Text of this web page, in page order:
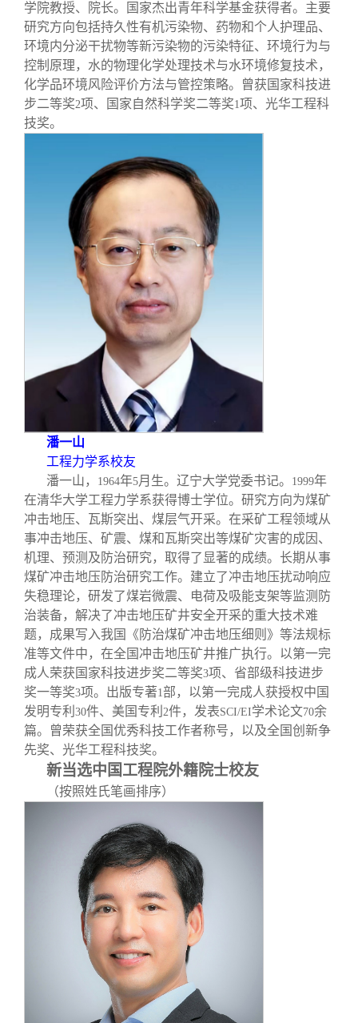
学院教授、院长。国家杰出青年科学基金获得者。主要
研究方向包括持久性有机污染物、药物和个人护理品、
环境内分泌干扰物等新污染物的污染特征、环境行为与
控制原理，水的物理化学处理技术与水环境修复技术，
化学品环境风险评价方法与管控策略。曾获国家科技进
步二等奖2项、国家自然科学奖二等奖1项、光华工程科
技奖。
潘一山
工程力学系校友
潘一山，
1964年5月生。辽宁大学党委书记。 1999年
在清华大学工程力学系获得博士学位。研究方向为煤矿
冲击地压、瓦斯突出、煤层气开采。在采矿工程领域从
事冲击地压、矿震、煤和瓦斯突出等煤矿灾害的成因、
机理、预测及防治研究，取得了显著的成绩。长期从事
煤矿冲击地压防治研究工作。建立了冲击地压扰动响应
失稳理论，研发了煤岩微震、电荷及吸能支架等监测防
治装备，解决了冲击地压矿井安全开采的重大技术难
题，成果写入我国《防治煤矿冲击地压细则》等法规标
准等文件中，在全国冲击地压矿井推广执行。以第一完
成人荣获国家科技进步奖二等奖3项、省部级科技进步
奖一等奖3项。出版专著1 部，以第一完成人获授权中国
发明专利 30件、美国专利 2件，发表SCI/EI学术论文70余
篇。曾荣获全国优秀科技工作者称号，以及全国创新争
先奖、光华工程科技奖。
新当选中国工程院外籍院士校友
（按照姓氏笔画排序）